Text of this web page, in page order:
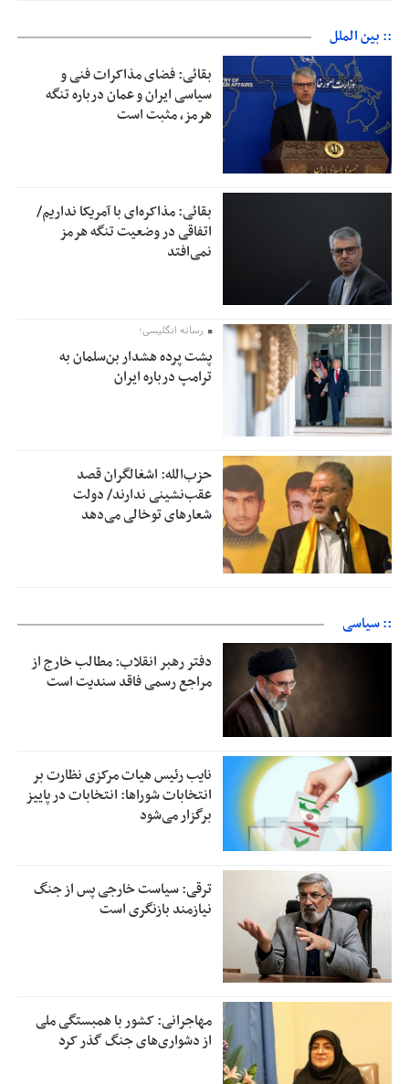
:: بین الملل
بقائی: فضای مذاکرات فنی و
سیاسی ایران و عمان درباره تنگه
هرمز، مثبت است
بقائی: مذاکره‌ای با آمریکا نداریم/
اتفاقی در وضعیت تنگه هرمز
نمی‌افتد
رسانه انگلیسی؛
پشت پرده هشدار بن‌سلمان به
ترامپ درباره ایران
حزب‌الله: اشغالگران قصد
عقب‌نشینی ندارند/ دولت
شعارهای توخالی می‌‌دهد
:: سیاسی
دفتر رهبر انقلاب: مطالب خارج از
مراجع رسمی فاقد سندیت است
نایب رئیس هیات مرکزی نظارت بر
انتخابات شوراها: انتخابات در پاییز
برگزار می‌شود
ترقی: سیاست خارجی پس از جنگ
نیازمند بازنگری است
مهاجرانی: کشور با همبستگی ملی
از دشواری‌های جنگ گذر کرد